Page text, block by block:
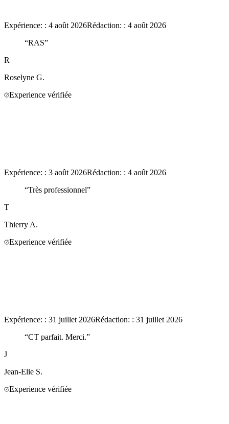
Expérience: : 4 août 2026Rédaction: : 4 août 2026
“RAS”
R
Roselyne G.
Experience vérifiée
Expérience: : 3 août 2026Rédaction: : 4 août 2026
“Très professionnel”
T
Thierry A.
Experience vérifiée
Expérience: : 31 juillet 2026Rédaction: : 31 juillet 2026
“CT parfait. Merci.”
J
Jean-Elie S.
Experience vérifiée